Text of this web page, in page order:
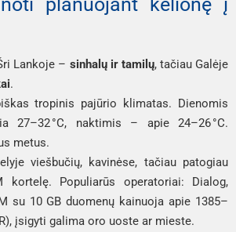
Lankoje – sinhalų ir tamilų, tačiau Galėje
.
tropinis pajūrio klimatas. Dienomis
27–32 °C, naktimis – apie 24–26 °C.
metus.
viešbučių, kavinėse, tačiau patogiau
kortelę. Populiarūs operatoriai: Dialog,
su 10 GB duomenų kainuoja apie 1385–
įsigyti galima oro uoste ar mieste.